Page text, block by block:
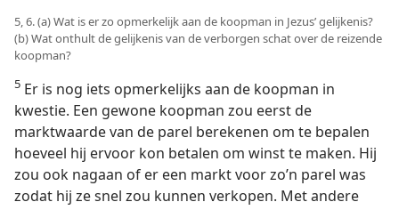
5, 6. (a) Wat is er zo opmerkelijk aan de koopman in Jezus’ gelijkenis?
(b) Wat onthult de gelijkenis van de verborgen schat over de reizende
koopman?
5 Er is nog iets opmerkelijks aan de koopman in
kwestie. Een gewone koopman zou eerst de
marktwaarde van de parel berekenen om te bepalen
hoeveel hij ervoor kon betalen om winst te maken. Hij
zou ook nagaan of er een markt voor zo’n parel was
zodat hij ze snel zou kunnen verkopen. Met andere